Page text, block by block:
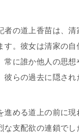
者の道上香苗は、
す。彼女は清家の
常に誰か他人の思
彼らの過去に隠され
進める道上の前に
な支配欲の連鎖で